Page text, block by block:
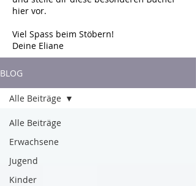
hier vor.
Viel Spass beim Stöbern!
Deine Eliane
BLOG
Alle Beiträge
Erwachsene
Jugend
Kinder
Alle Beiträge